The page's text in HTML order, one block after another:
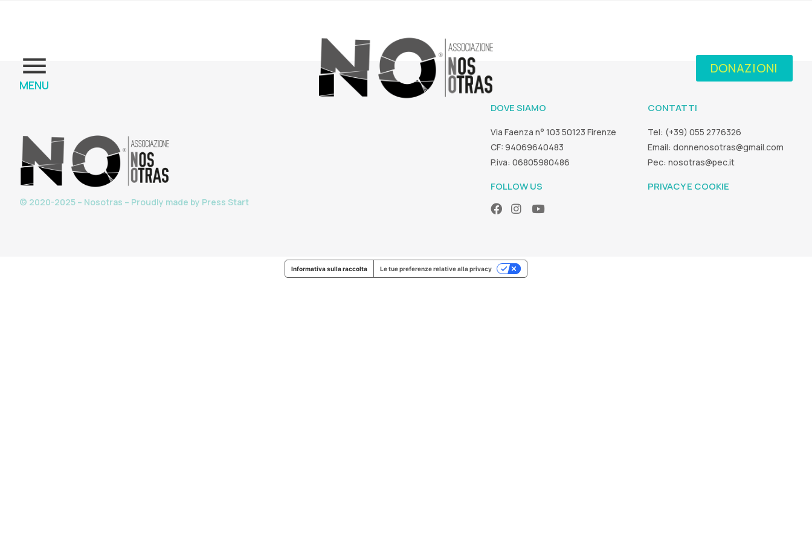
MENU
DONAZIONI
© 2020-2025 – Nosotras – Proudly made by Press Start
DOVE SIAMO
Via Faenza n° 103 50123 Firenze
CF: 94069640483
P.iva: 06805980486
FOLLOW US
CONTATTI
Tel: (+39) 055 2776326
Email: donnenosotras@gmail.com
Pec: nosotras@pec.it
PRIVACY E COOKIE
Informativa sulla raccolta Le tue preferenze relative alla privacy